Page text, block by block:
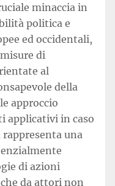
minaccia in
politica e
ed occidentali,
di
al
della
approccio
applicativi in caso
una
di azioni
da attori non